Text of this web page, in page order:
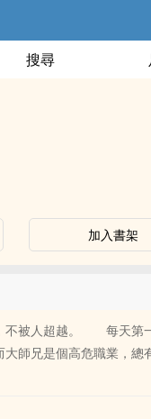
搜尋
加入書架
，不被人超越。 每天第
師兄是個高危職業，總